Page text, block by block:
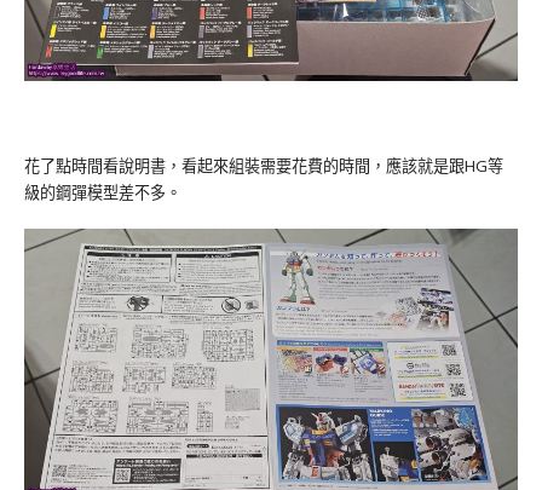
花了點時間看說明書，看起來組裝需要花費的時間，應該就是跟HG等
級的鋼彈模型差不多。